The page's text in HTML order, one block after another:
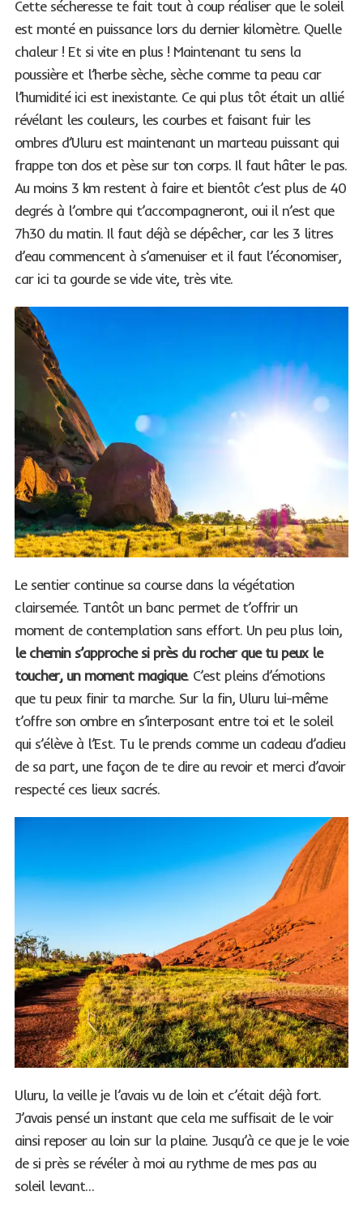
Cette sécheresse te fait tout à coup réaliser que le soleil
est monté en puissance lors du dernier kilomètre. Quelle
chaleur ! Et si vite en plus ! Maintenant tu sens la
poussière et l’herbe sèche, sèche comme ta peau car
l’humidité ici est inexistante. Ce qui plus tôt était un allié
révélant les couleurs, les courbes et faisant fuir les
ombres d’Uluru est maintenant un marteau puissant qui
frappe ton dos et pèse sur ton corps. Il faut hâter le pas.
Au moins 3 km restent à faire et bientôt c’est plus de 40
degrés à l’ombre qui t’accompagneront, oui il n’est que
7h30 du matin. Il faut déjà se dépêcher, car les 3 litres
d’eau commencent à s’amenuiser et il faut l’économiser,
car ici ta gourde se vide vite, très vite.
Le sentier continue sa course dans la végétation
clairsemée. Tantôt un banc permet de t’offrir un
moment de contemplation sans effort. Un peu plus loin,
le chemin s’approche si près du rocher que tu peux le
toucher, un moment magique. C’est pleins d’émotions
que tu peux finir ta marche. Sur la fin, Uluru lui-même
t’offre son ombre en s’interposant entre toi et le soleil
qui s’élève à l’Est. Tu le prends comme un cadeau d’adieu
de sa part, une façon de te dire au revoir et merci d’avoir
respecté ces lieux sacrés.
Uluru, la veille je l’avais vu de loin et c’était déjà fort.
J’avais pensé un instant que cela me suffisait de le voir
ainsi reposer au loin sur la plaine. Jusqu’à ce que je le voie
de si près se révéler à moi au rythme de mes pas au
soleil levant…